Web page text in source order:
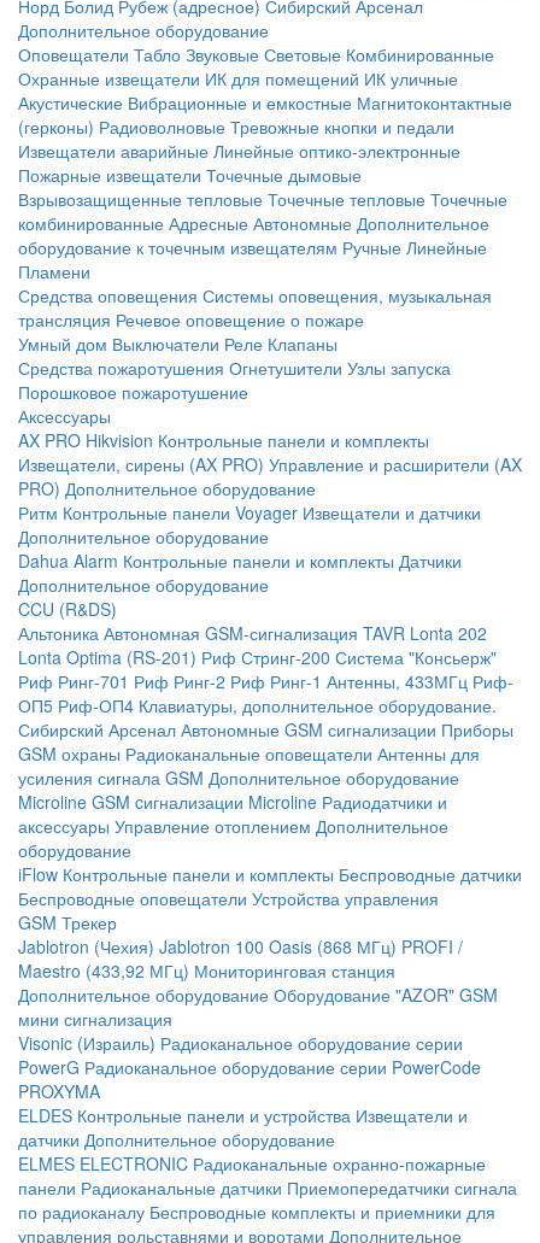
Норд Болид Рубеж (адресное) Сибирский Арсенал
Дополнительное оборудование
Оповещатели Табло Звуковые Световые Комбинированные
Охранные извещатели ИК для помещений ИК уличные
Акустические Вибрационные и емкостные Магнитоконтактные
(герконы) Радиоволновые Тревожные кнопки и педали
Извещатели аварийные Линейные оптико-электронные
Пожарные извещатели Точечные дымовые
Взрывозащищенные тепловые Точечные тепловые Точечные
комбинированные Адресные Автономные Дополнительное
оборудование к точечным извещателям Ручные Линейные
Пламени
Средства оповещения Системы оповещения, музыкальная
трансляция Речевое оповещение о пожаре
Умный дом Выключатели Реле Клапаны
Средства пожаротушения Огнетушители Узлы запуска
Порошковое пожаротушение
Аксессуары
AX PRO Hikvision Контрольные панели и комплекты
Извещатели, сирены (AX PRO) Управление и расширители (AX
PRO) Дополнительное оборудование
Ритм Контрольные панели Voyager Извещатели и датчики
Дополнительное оборудование
Dahua Alarm Контрольные панели и комплекты Датчики
Дополнительное оборудование
CCU (R&DS)
Альтоника Автономная GSM-сигнализация TAVR Lonta 202
Lonta Optima (RS-201) Риф Стринг-200 Система "Консьерж"
Риф Ринг-701 Риф Ринг-2 Риф Ринг-1 Антенны, 433МГц Риф-
ОП5 Риф-ОП4 Клавиатуры, дополнительное оборудование.
Сибирский Арсенал Автономные GSM сигнализации Приборы
GSM охраны Радиоканальные оповещатели Антенны для
усиления сигнала GSM Дополнительное оборудование
Microline GSM cигнализации Microline Радиодатчики и
аксессуары Управление отоплением Дополнительное
оборудование
iFlow Контрольные панели и комплекты Беспроводные датчики
Беспроводные оповещатели Устройства управления
GSM Трекер
Jablotron (Чехия) Jablotron 100 Oasis (868 МГц) PROFI /
Maestro (433,92 МГц) Мониторинговая станция
Дополнительное оборудование Оборудование "AZOR" GSM
мини сигнализация
Visonic (Израиль) Радиоканальное оборудование серии
PowerG Радиоканальное оборудование серии PowerCode
PROXYMA
ELDES Контрольные панели и устройства Извещатели и
датчики Дополнительное оборудование
ELMES ELECTRONIC Радиоканальные охранно-пожарные
панели Радиоканальные датчики Приемопередатчики сигнала
по радиоканалу Беспроводные комплекты и приемники для
управления рольставнями и воротами Дополнительное